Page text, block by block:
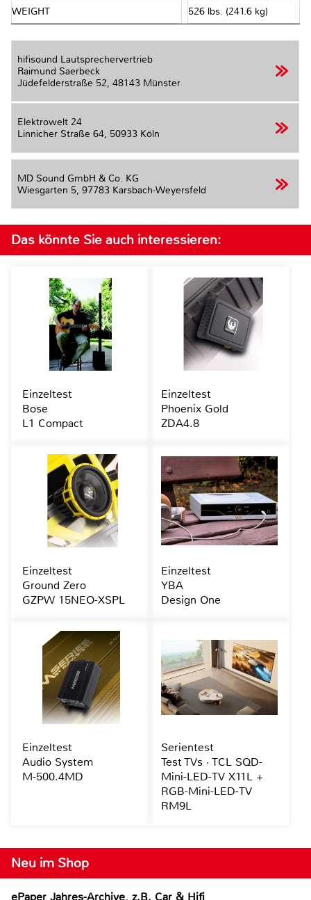
WEIGHT 526 lbs. (241.6 kg)
hifisound Lautsprechervertrieb
Raimund Saerbeck
Jüdefelderstraße 52, 48143 Münster
Elektrowelt 24
Linnicher Straße 64, 50933 Köln
MD Sound GmbH & Co. KG
Wiesgarten 5, 97783 Karsbach-Weyersfeld
Neu im Shop
ePaper Jahres-Archive, z.B. Car & Hifi
Das könnte Sie auch interessieren:
Einzeltest
Bose
L1 Compact
Einzeltest
Phoenix Gold
ZDA4.8
Einzeltest
Ground Zero
GZPW 15NEO-XSPL
Einzeltest
YBA
Design One
Einzeltest
Audio System
M-500.4MD
Serientest
Test TVs · TCL SQD-
Mini-LED-TV X11L +
RGB-Mini-LED-TV
RM9L